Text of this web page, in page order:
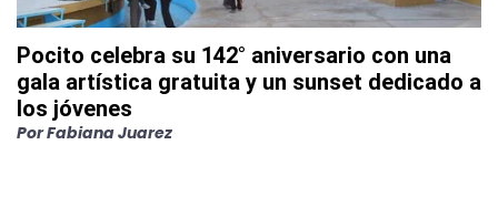
Pocito celebra su 142° aniversario con una
gala artística gratuita y un sunset dedicado a
los jóvenes
PorFabiana Juarez